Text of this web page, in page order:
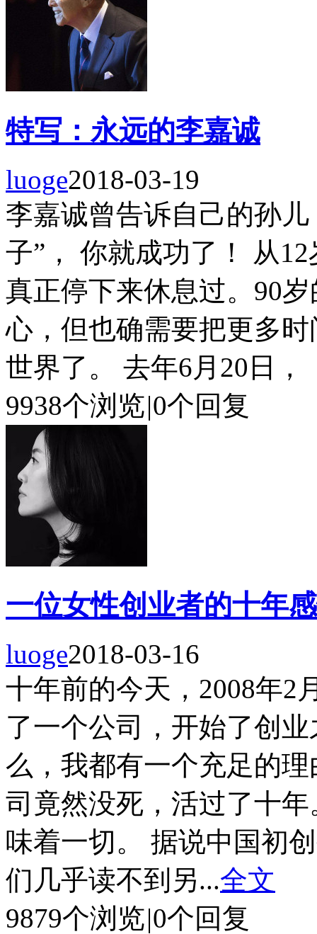
特写：永远的李嘉诚
luoge2018-03-19
李嘉诚曾告诉自己的孙
子”， 你就成功了！ 从
真正停下来休息过。90
心，但也确需要把更多
世界了。 去年6月20日，
9938个浏览|0个回复
一位女性创业者的十年
luoge2018-03-16
十年前的今天，2008年2
了一个公司，开始了创
么，我都有一个充足的
司竟然没死，活过了十
味着一切。 据说中国初
们几乎读不到另...全文
9879个浏览|0个回复